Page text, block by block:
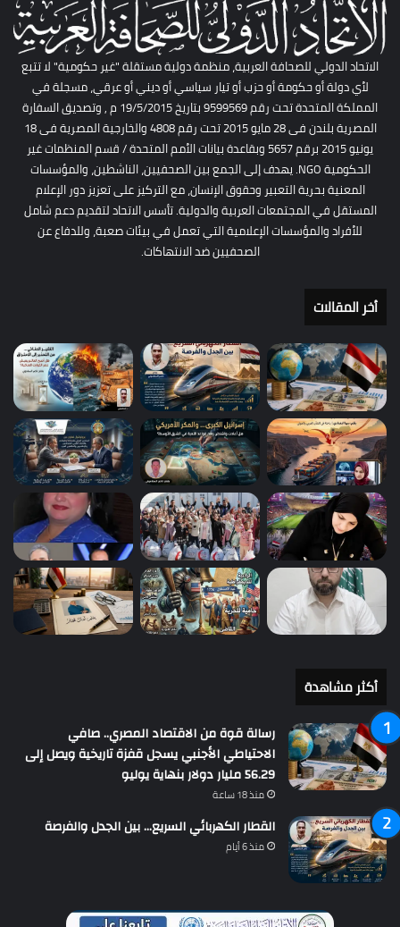
الاتحاد الدولي للصحافة العربية، منظمة دولية مستقلة "غير حكومية" لا تتبع
لأي دولة أو حكومة أو حزب أو تيار سياسي أو ديني أو عرقي، مسجلة في
المملكة المتحدة تحت رقم 9599569 بتاريخ 19/5/2015 م , وتصديق السفارة
المصرية بلندن فى 28 مايو 2015 تحت رقم 4808 والخارجية المصرية فى 18
يونيو 2015 برقم 5657 وبقاعدة بيانات الأمم المتحدة / قسم المنظمات غير
الحكومية NGO. يهدف إلى الجمع بين الصحفيين، الناشطين، والمؤسسات
المعنية بحرية التعبير وحقوق الإنسان، مع التركيز على تعزيز دور الإعلام
المستقل في المجتمعات العربية والدولية. تأسس الاتحاد لتقديم دعم شامل
للأفراد والمؤسسات الإعلامية التي تعمل في بيئات صعبة، وللدفاع عن
الصحفيين ضد الانتهاكات.
أخر المقالات
أكثر مشاهدة
رسالة قوة من الاقتصاد المصري.. صافي
الاحتياطي الأجنبي يسجل قفزة تاريخية ويصل إلى
56.29 مليار دولار بنهاية يوليو
منذ 18 ساعة
القطار الكهربائي السريع… بين الجدل والفرصة
منذ 6 أيام